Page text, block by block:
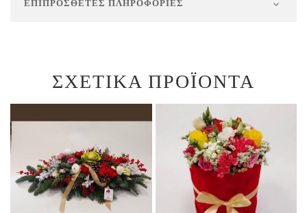
ΕΠΙΠΡΌΣΘΕΤΕΣ ΠΛΗΡΟΦΟΡΊΕΣ
ΣΧΕΤΙΚΆ ΠΡΟΪΌΝΤΑ